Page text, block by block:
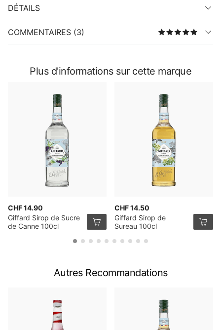
DÉTAILS
COMMENTAIRES (3)
Plus d'informations sur cette marque
CHF 14.90
Giffard Sirop de Sucre
de Canne 100cl
CHF 14.50
Giffard Sirop de
Sureau 100cl
Autres Recommandations